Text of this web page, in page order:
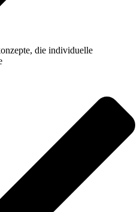
die individuelle